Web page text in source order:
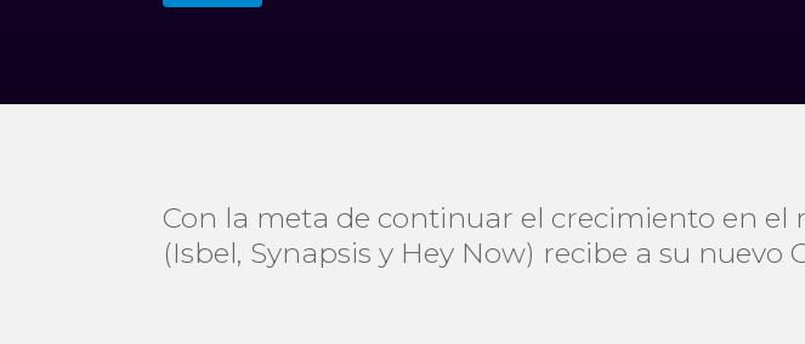
Con la meta de continuar el crecimiento en
(Isbel, Synapsis y Hey Now) recibe a su nuevo